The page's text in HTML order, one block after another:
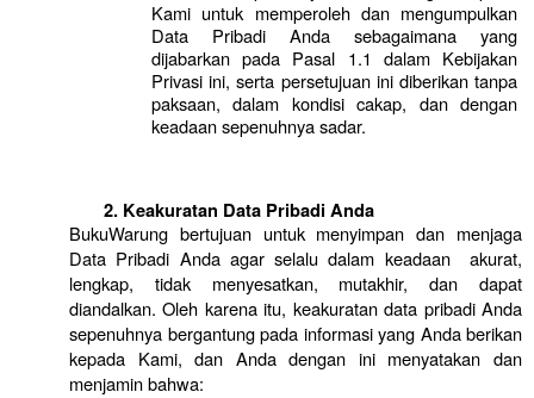
Kami untuk memperoleh dan mengumpulkan
Data Pribadi Anda sebagaimana yang
dijabarkan pada Pasal 1.1 dalam Kebijakan
Privasi ini, serta persetujuan ini diberikan tanpa
paksaan, dalam kondisi cakap, dan dengan
keadaan sepenuhnya sadar.
Keakuratan Data Pribadi Anda
BukuWarung bertujuan untuk menyimpan dan menjaga
Data Pribadi Anda agar selalu dalam keadaan  akurat,
lengkap, tidak menyesatkan, mutakhir, dan dapat
diandalkan. Oleh karena itu, keakuratan data pribadi Anda
sepenuhnya bergantung pada informasi yang Anda berikan
kepada Kami, dan Anda dengan ini menyatakan dan
menjamin bahwa: